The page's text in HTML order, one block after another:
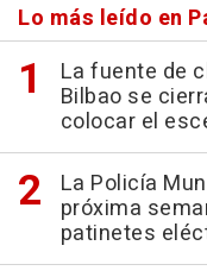
Lo más leído en
La fuente de
Bilbao se
colocar el
La Policía
próxima
patinetes